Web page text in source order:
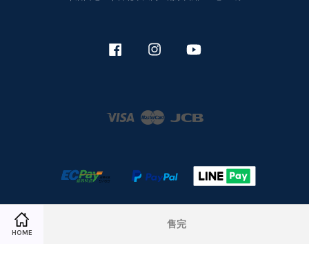
HOME
售完
Facebook Instagram
Visa Master